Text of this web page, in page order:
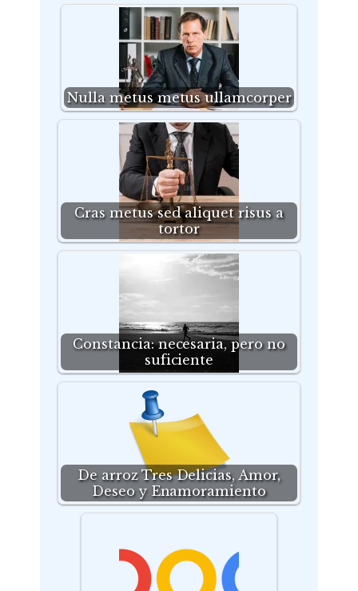
Nulla metus metus ullamcorper
Cras metus sed aliquet risus a
tortor
Constancia: necesaria, pero no
suficiente
De arroz Tres Delicias, Amor,
Deseo y Enamoramiento